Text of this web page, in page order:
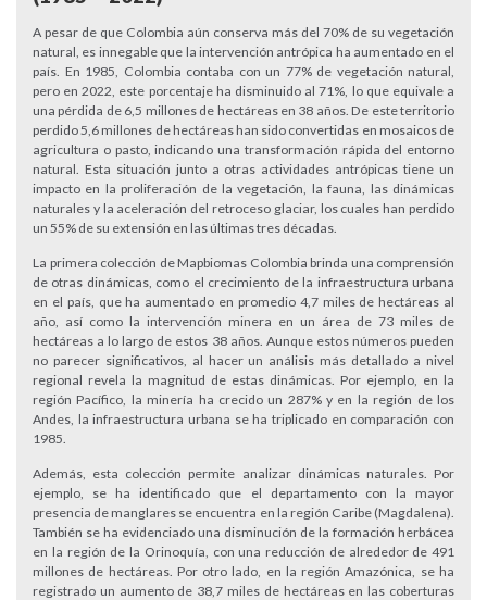
A pesar de que Colombia aún conserva más del 70% de su vegetación
natural, es innegable que la intervención antrópica ha aumentado en el
país. En 1985, Colombia contaba con un 77% de vegetación natural,
pero en 2022, este porcentaje ha disminuido al 71%, lo que equivale a
una pérdida de 6,5 millones de hectáreas en 38 años. De este territorio
perdido 5,6 millones de hectáreas han sido convertidas en mosaicos de
agricultura o pasto, indicando una transformación rápida del entorno
natural. Esta situación junto a otras actividades antrópicas tiene un
impacto en la proliferación de la vegetación, la fauna, las dinámicas
naturales y la aceleración del retroceso glaciar, los cuales han perdido
un 55% de su extensión en las últimas tres décadas.
La primera colección de Mapbiomas Colombia brinda una comprensión
de otras dinámicas, como el crecimiento de la infraestructura urbana
en el país, que ha aumentado en promedio 4,7 miles de hectáreas al
año, así como la intervención minera en un área de 73 miles de
hectáreas a lo largo de estos 38 años. Aunque estos números pueden
no parecer significativos, al hacer un análisis más detallado a nivel
regional revela la magnitud de estas dinámicas. Por ejemplo, en la
región Pacífico, la minería ha crecido un 287% y en la región de los
Andes, la infraestructura urbana se ha triplicado en comparación con
1985.
Además, esta colección permite analizar dinámicas naturales. Por
ejemplo, se ha identificado que el departamento con la mayor
presencia de manglares se encuentra en la región Caribe (Magdalena).
También se ha evidenciado una disminución de la formación herbácea
en la región de la Orinoquía, con una reducción de alrededor de 491
millones de hectáreas. Por otro lado, en la región Amazónica, se ha
registrado un aumento de 38,7 miles de hectáreas en las coberturas